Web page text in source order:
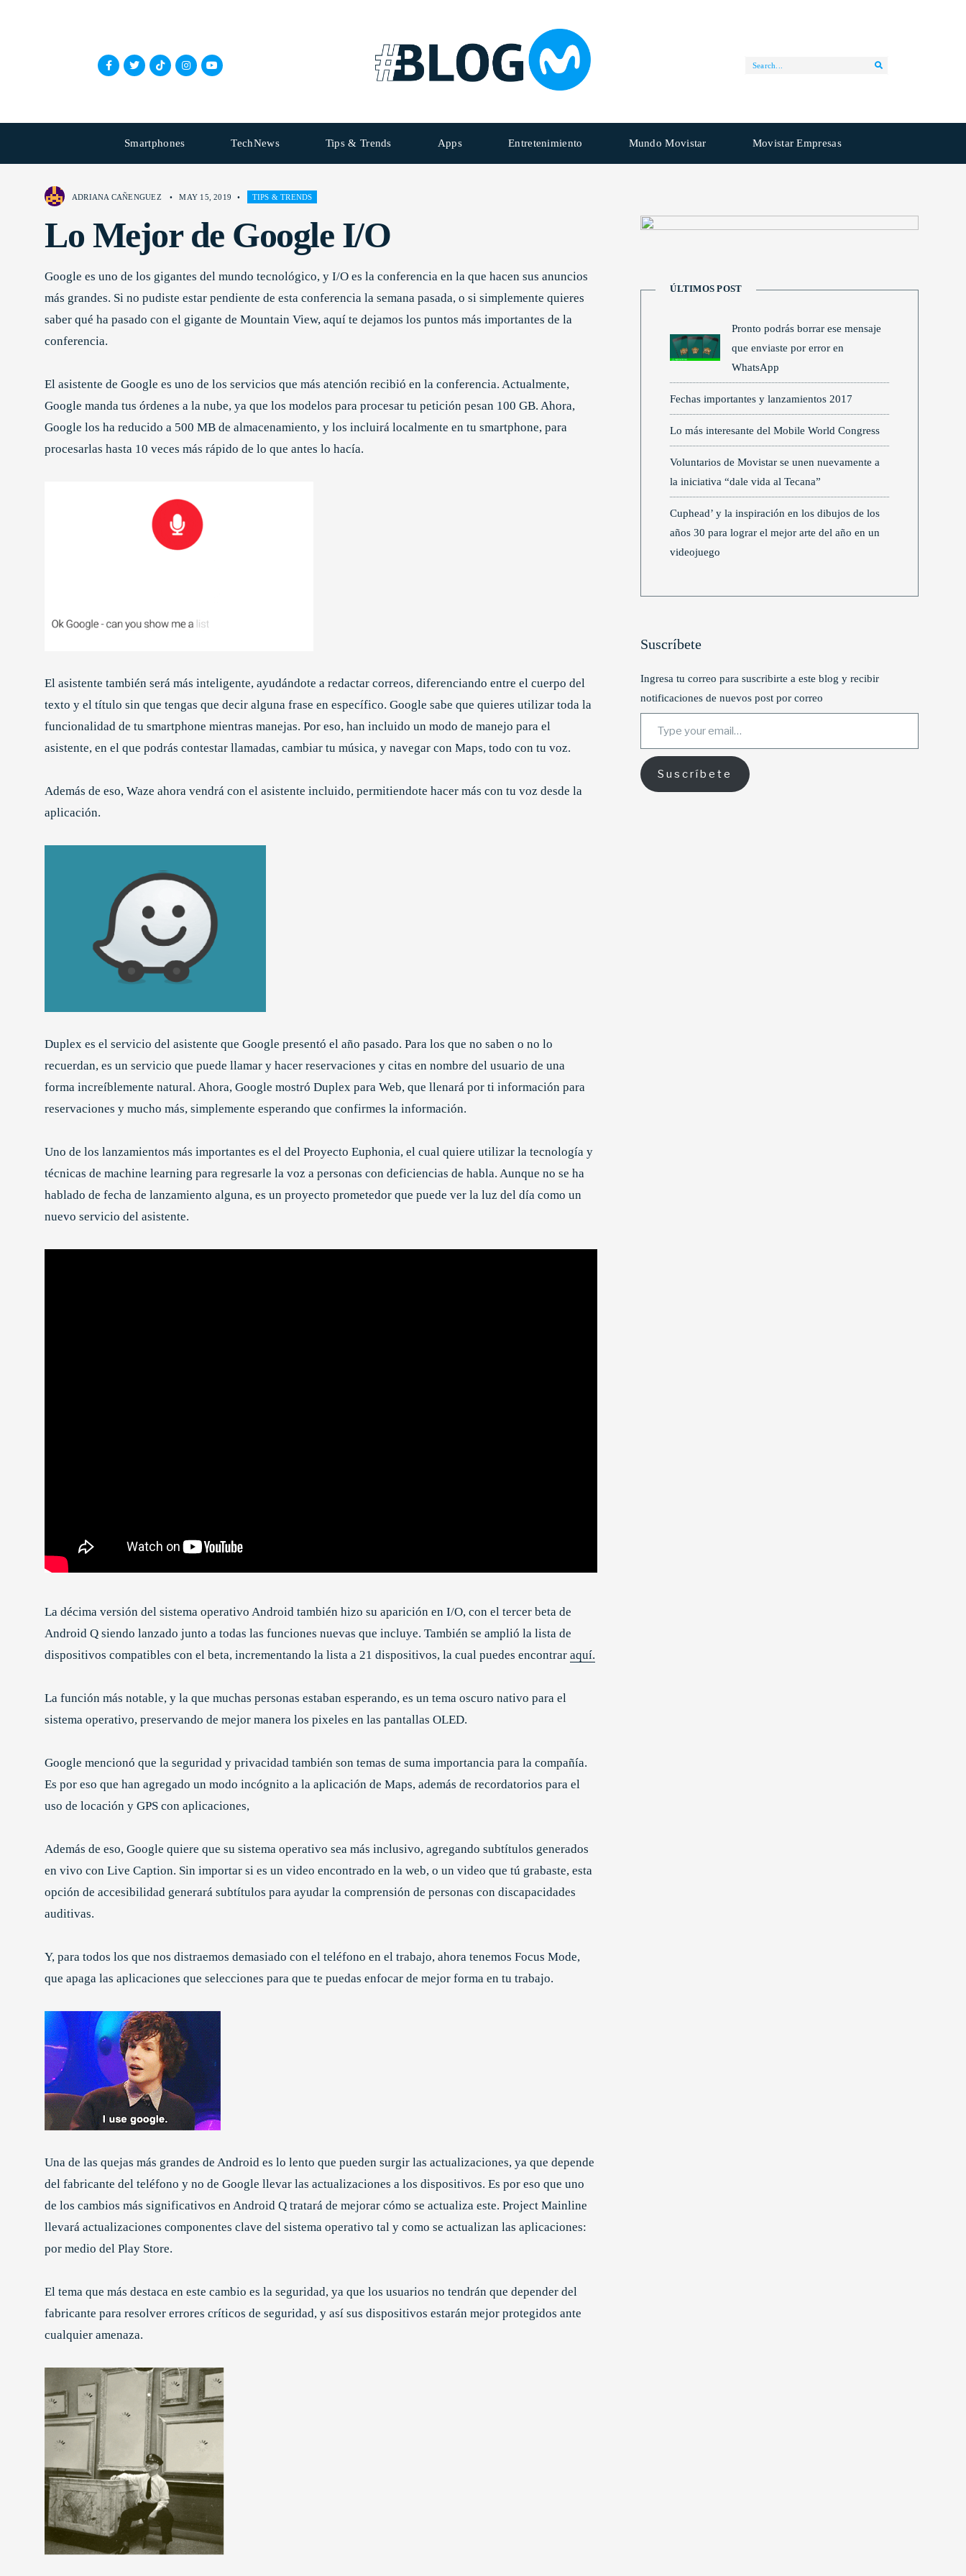
Smartphones TechNews Tips & Trends Apps Entretenimiento Mundo Movistar Movistar Empresas
ADRIANA CAÑENGUEZ • MAY 15, 2019 • TIPS & TRENDS
Lo Mejor de Google I/O
Google es uno de los gigantes del mundo tecnológico, y I/O es la conferencia en la que hacen sus anuncios
más grandes. Si no pudiste estar pendiente de esta conferencia la semana pasada, o si simplemente quieres
saber qué ha pasado con el gigante de Mountain View, aquí te dejamos los puntos más importantes de la
conferencia.
El asistente de Google es uno de los servicios que más atención recibió en la conferencia. Actualmente,
Google manda tus órdenes a la nube, ya que los modelos para procesar tu petición pesan 100 GB. Ahora,
Google los ha reducido a 500 MB de almacenamiento, y los incluirá localmente en tu smartphone, para
procesarlas hasta 10 veces más rápido de lo que antes lo hacía.
El asistente también será más inteligente, ayudándote a redactar correos, diferenciando entre el cuerpo del
texto y el título sin que tengas que decir alguna frase en específico. Google sabe que quieres utilizar toda la
funcionalidad de tu smartphone mientras manejas. Por eso, han incluido un modo de manejo para el
asistente, en el que podrás contestar llamadas, cambiar tu música, y navegar con Maps, todo con tu voz.
Además de eso, Waze ahora vendrá con el asistente incluido, permitiendote hacer más con tu voz desde la
aplicación.
Duplex es el servicio del asistente que Google presentó el año pasado. Para los que no saben o no lo
recuerdan, es un servicio que puede llamar y hacer reservaciones y citas en nombre del usuario de una
forma increíblemente natural. Ahora, Google mostró Duplex para Web, que llenará por ti información para
reservaciones y mucho más, simplemente esperando que confirmes la información.
Uno de los lanzamientos más importantes es el del Proyecto Euphonia, el cual quiere utilizar la tecnología y
técnicas de machine learning para regresarle la voz a personas con deficiencias de habla. Aunque no se ha
hablado de fecha de lanzamiento alguna, es un proyecto prometedor que puede ver la luz del día como un
nuevo servicio del asistente.
La décima versión del sistema operativo Android también hizo su aparición en I/O, con el tercer beta de
Android Q siendo lanzado junto a todas las funciones nuevas que incluye. También se amplió la lista de
dispositivos compatibles con el beta, incrementando la lista a 21 dispositivos, la cual puedes encontrar aquí.
La función más notable, y la que muchas personas estaban esperando, es un tema oscuro nativo para el
sistema operativo, preservando de mejor manera los pixeles en las pantallas OLED.
Google mencionó que la seguridad y privacidad también son temas de suma importancia para la compañía.
Es por eso que han agregado un modo incógnito a la aplicación de Maps, además de recordatorios para el
uso de locación y GPS con aplicaciones,
Además de eso, Google quiere que su sistema operativo sea más inclusivo, agregando subtítulos generados
en vivo con Live Caption. Sin importar si es un video encontrado en la web, o un video que tú grabaste, esta
opción de accesibilidad generará subtítulos para ayudar la comprensión de personas con discapacidades
auditivas.
Y, para todos los que nos distraemos demasiado con el teléfono en el trabajo, ahora tenemos Focus Mode,
que apaga las aplicaciones que selecciones para que te puedas enfocar de mejor forma en tu trabajo.
Una de las quejas más grandes de Android es lo lento que pueden surgir las actualizaciones, ya que depende
del fabricante del teléfono y no de Google llevar las actualizaciones a los dispositivos. Es por eso que uno
de los cambios más significativos en Android Q tratará de mejorar cómo se actualiza este. Project Mainline
llevará actualizaciones componentes clave del sistema operativo tal y como se actualizan las aplicaciones:
por medio del Play Store.
El tema que más destaca en este cambio es la seguridad, ya que los usuarios no tendrán que depender del
fabricante para resolver errores críticos de seguridad, y así sus dispositivos estarán mejor protegidos ante
cualquier amenaza.
ÚLTIMOS POST
Pronto podrás borrar ese mensaje
que enviaste por error en
WhatsApp
Fechas importantes y lanzamientos 2017
Lo más interesante del Mobile World Congress
Voluntarios de Movistar se unen nuevamente a
la iniciativa “dale vida al Tecana”
Cuphead’ y la inspiración en los dibujos de los
años 30 para lograr el mejor arte del año en un
videojuego
Suscríbete
Ingresa tu correo para suscribirte a este blog y recibir
notificaciones de nuevos post por correo
Type your email…
Suscríbete